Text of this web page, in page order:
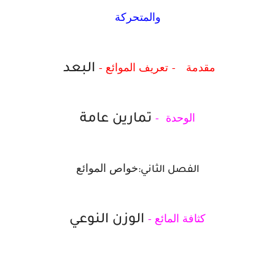
والمتحركة
مقدمة - تعريف الموائع - البعد
الوحدة - تمارين عامة
الفصل الثاني:خواص الموائع
كثافة المائع - الوزن النوعي